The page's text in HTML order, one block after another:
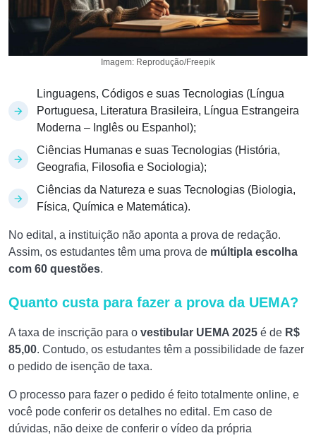
Imagem: Reprodução/Freepik
Linguagens, Códigos e suas Tecnologias (Língua
Portuguesa, Literatura Brasileira, Língua Estrangeira
Moderna – Inglês ou Espanhol);
Ciências Humanas e suas Tecnologias (História,
Geografia, Filosofia e Sociologia);
Ciências da Natureza e suas Tecnologias (Biologia,
Física, Química e Matemática).
No edital, a instituição não aponta a prova de redação.
Assim, os estudantes têm uma prova de múltipla escolha
com 60 questões.
Quanto custa para fazer a prova da UEMA?
A taxa de inscrição para o vestibular UEMA 2025 é de R$
85,00. Contudo, os estudantes têm a possibilidade de fazer
o pedido de isenção de taxa.
O processo para fazer o pedido é feito totalmente online, e
você pode conferir os detalhes no edital. Em caso de
dúvidas, não deixe de conferir o vídeo da própria